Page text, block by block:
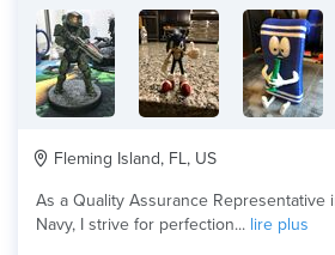
Fleming Island, FL, US
As a Quality Assurance Representative
Navy, I strive for perfection... lire plus